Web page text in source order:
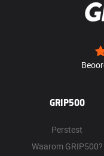
GRIP500
Perstest
Waarom GRIP500?